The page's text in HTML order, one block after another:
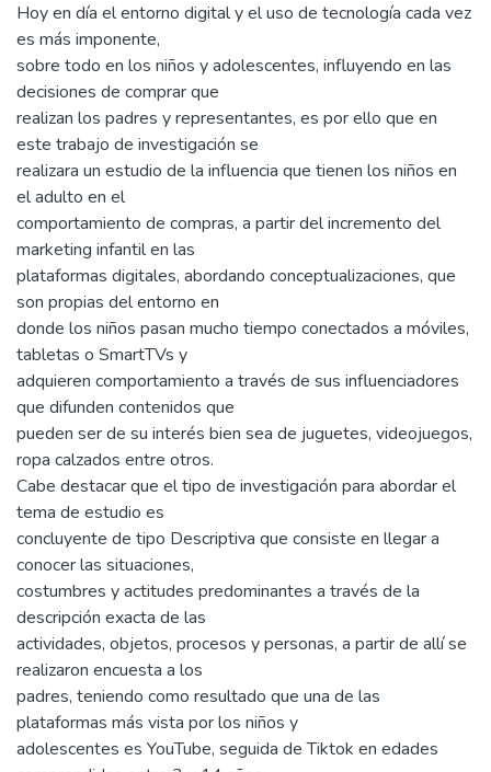
Hoy en día el entorno digital y el uso de tecnología cada vez
es más imponente,
sobre todo en los niños y adolescentes, influyendo en las
decisiones de comprar que
realizan los padres y representantes, es por ello que en
este trabajo de investigación se
realizara un estudio de la influencia que tienen los niños en
el adulto en el
comportamiento de compras, a partir del incremento del
marketing infantil en las
plataformas digitales, abordando conceptualizaciones, que
son propias del entorno en
donde los niños pasan mucho tiempo conectados a móviles,
tabletas o SmartTVs y
adquieren comportamiento a través de sus influenciadores
que difunden contenidos que
pueden ser de su interés bien sea de juguetes, videojuegos,
ropa calzados entre otros.
Cabe destacar que el tipo de investigación para abordar el
tema de estudio es
concluyente de tipo Descriptiva que consiste en llegar a
conocer las situaciones,
costumbres y actitudes predominantes a través de la
descripción exacta de las
actividades, objetos, procesos y personas, a partir de allí se
realizaron encuesta a los
padres, teniendo como resultado que una de las
plataformas más vista por los niños y
adolescentes es YouTube, seguida de Tiktok en edades